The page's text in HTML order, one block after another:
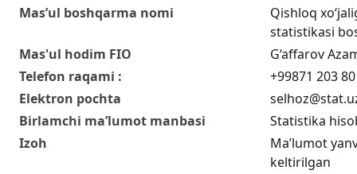
Mas’ul boshqarma nomi
Qishloq
statistikasi
Mas'ul hodim FIO
G‘affarov
Telefon raqami :
+99871 203
Elektron pochta
Birlamchi ma’lumot manbasi
Statistika
Izoh
Ma’lumot
keltirilgan